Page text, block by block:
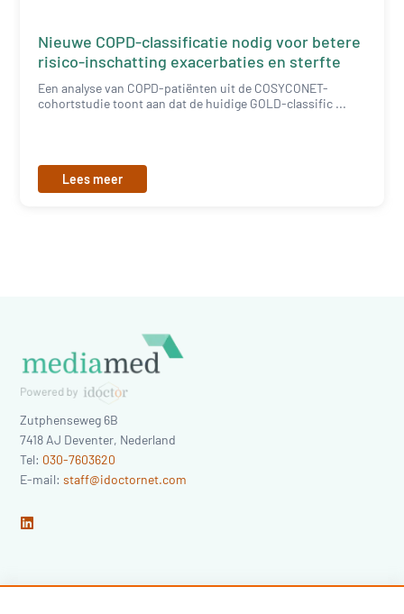
Nieuwe COPD-classificatie nodig voor betere
risico-inschatting exacerbaties en sterfte
Een analyse van COPD-patiënten uit de COSYCONET-
cohortstudie toont aan dat de huidige GOLD-classific ...
Lees meer
Zutphenseweg 6B
7418 AJ Deventer, Nederland
Tel: 030-7603620
E-mail:staff@idoctornet.com